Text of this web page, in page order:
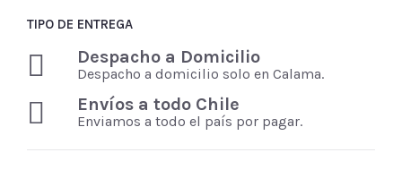
TIPO DE ENTREGA
Despacho a Domicilio
Despacho a domicilio solo en Calama.
Envíos a todo Chile
Enviamos a todo el país por pagar.